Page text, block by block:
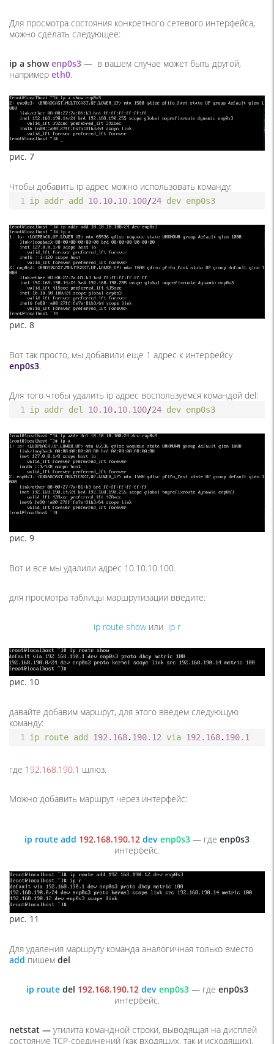
Для просмотра состояния конкретного сетевого интерфейса,
можно сделать следующее:
ip a showenp0s3 — в вашем случае может быть другой,
например eth0.
рис. 7
Чтобы добавить ip адрес можно использовать команду:
1 ip addr add 10.10. 10.100/24 dev enp0s3
рис. 8
Вот так просто, мы добавили еще 1 адрес к интерфейсу
enp0s3.
Для того чтобы удалить ip адрес воспользуемся командой del:
1 ip addr del 10.10. 10.100/24 dev enp0s3
рис. 9
Вот и все мы удалили адрес 10.10.10.100.
для просмотра таблицы маршрутизации введите:
ip route show или ip r
рис. 10
давайте добавим маршрут, для этого введем следующую
команду:
1 ip route add 192.168. 190.12 via 192.168. 190.1
где 192.168.190.1 шлюз.
Можно добавить маршрут через интерфейс:
ip route add 192.168.190.12 dev enp0s3 — где enp0s3
интерфейс.
рис. 11
Для удаления маршруту команда аналогичная только вместо
add пишем del
ip route del 192.168.190.12dev enp0s3— где enp0s3
интерфейс.
netstat — утилита командной строки, выводящая на дисплей
состояние TCP-соединений (как входящих, так и исходящих).